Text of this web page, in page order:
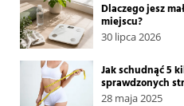
Dlaczego jesz
miejscu?
30 lipca 2026
Jak schudnąć 5
sprawdzonych
28 maja 2025